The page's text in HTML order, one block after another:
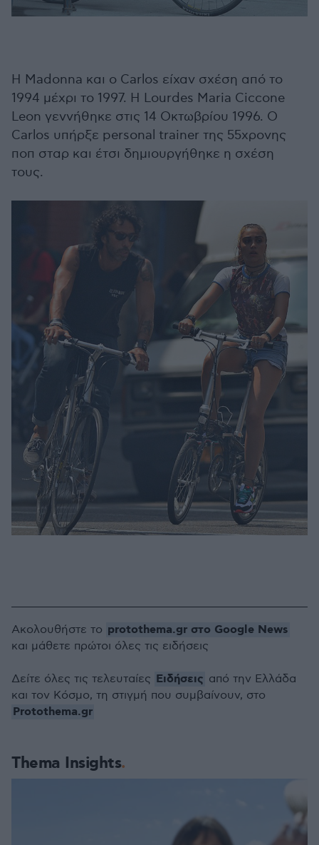
Η Madonna και ο Carlos είχαν σχέση από το
1994 μέχρι το 1997. Η Lourdes Maria Ciccone
Leon γεννήθηκε στις 14 Οκτωβρίου 1996. O
Carlos υπήρξε personal trainer της 55χρονης
ποπ σταρ και έτσι δημιουργήθηκε η σχέση
τους.
Thema Insights
Ακολουθήστε το protothema.gr στο Google News
και μάθετε πρώτοι όλες τις ειδήσεις
Δείτε όλες τις τελευταίες Ειδήσεις από την Ελλάδα
και τον Κόσμο, τη στιγμή που συμβαίνουν, στο
Protothema.gr